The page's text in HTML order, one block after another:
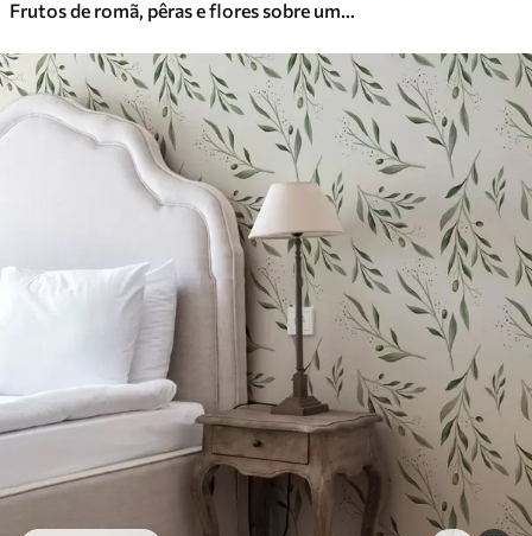
Vinil Premium
65.0039.00€/m²
Frutos de romã, pêras e flores sobre um fundo verde claro